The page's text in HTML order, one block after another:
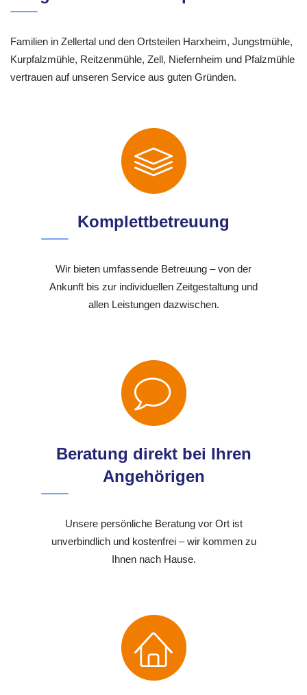
Familien in Zellertal und den Ortsteilen Harxheim, Jungstmühle,
Kurpfalzmühle, Reitzenmühle, Zell, Niefernheim und Pfalzmühle
vertrauen auf unseren Service aus guten Gründen.
Komplettbetreuung
Wir bieten umfassende Betreuung – von der
Ankunft bis zur individuellen Zeitgestaltung und
allen Leistungen dazwischen.
Beratung direkt bei Ihren
Angehörigen
Unsere persönliche Beratung vor Ort ist
unverbindlich und kostenfrei – wir kommen zu
Ihnen nach Hause.